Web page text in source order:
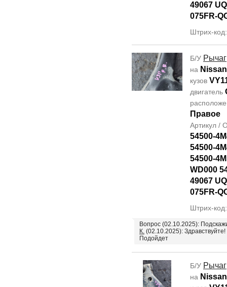
49067
075FR-
Штрих-
Б/У Рычаг
на
кузов
двигатель
Правое
Артикул /
54500-
54500-
54500-
WD000
49067
075FR-
Штрих-
Вопрос (02.10.2025):
К. (02.10.2025): Здравствуйте!
Подойдет
Б/У Рычаг
на